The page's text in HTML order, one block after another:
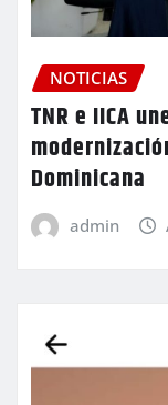
NOTICIAS
TNR e IICA
Dominicana
admin